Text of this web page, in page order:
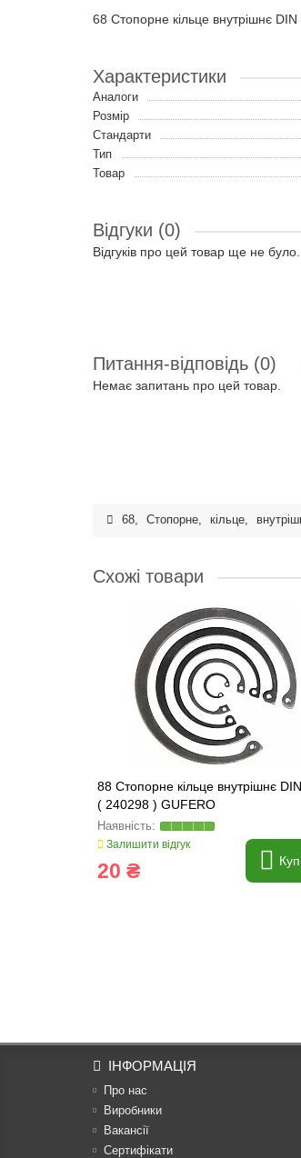
68 Стопорне кільце внутрішнє
Характеристики
Аналоги
Розмір
Стандарти
Тип
Товар
Відгуки (0)
Відгуків про цей товар ще не було.
Питання-відповідь (0)
Немає запитань про цей товар.
68, Стопорне, кільце,
Схожі товари
88 Стопорне кільце внутрішнє
( 240298 ) GUFERO
Залишити відгук
20 ₴
ІНФОРМАЦІЯ
Про нас
Виробники
Вакансії
Сертифікати